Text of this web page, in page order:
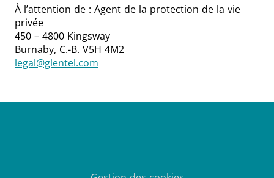
À l’attention de : Agent de la protection de la vie
privée
450 – 4800 Kingsway
Burnaby, C.-B. V5H 4M2
legal@glentel.com